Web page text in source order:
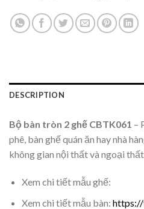
DESCRIPTION
Bộ bàn tròn 2 ghế CBTK061 –
phê, bàn ghế quán ăn hay nhà
không gian nội thất và ngoại
Xem chi tiết mẫu ghế:
Xem chi tiết mẫu bàn: